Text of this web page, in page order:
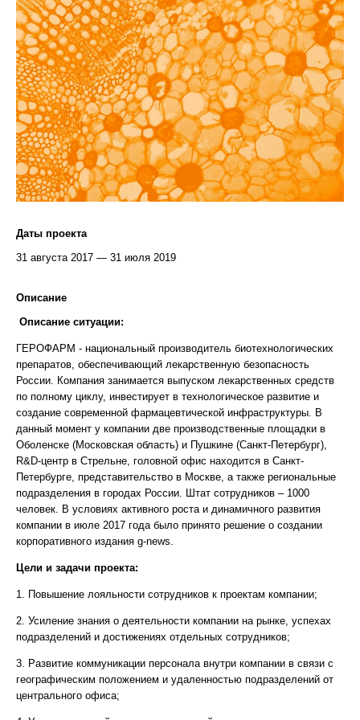
Даты проекта
31 августа 2017 — 31 июля 2019
Описание
Описание ситуации:
ГЕРОФАРМ - национальный производитель биотехнологических
препаратов, обеспечивающий лекарственную безопасность
России. Компания занимается выпуском лекарственных средств
по полному циклу, инвестирует в технологическое развитие и
создание современной фармацевтической инфраструктуры. В
данный момент у компании две производственные площадки в
Оболенске (Московская область) и Пушкине (Санкт-Петербург),
R&D-центр в Стрельне, головной офис находится в Санкт-
Петербурге, представительство в Москве, а также региональные
подразделения в городах России. Штат сотрудников – 1000
человек. В условиях активного роста и динамичного развития
компании в июле 2017 года было принято решение о создании
корпоративного издания g-news.
Цели и задачи проекта:
1. Повышение лояльности сотрудников к проектам компании;
2. Усиление знания о деятельности компании на рынке, успехах
подразделений и достижениях отдельных сотрудников;
3. Развитие коммуникации персонала внутри компании в связи с
географическим положением и удаленностью подразделений от
центрального офиса;